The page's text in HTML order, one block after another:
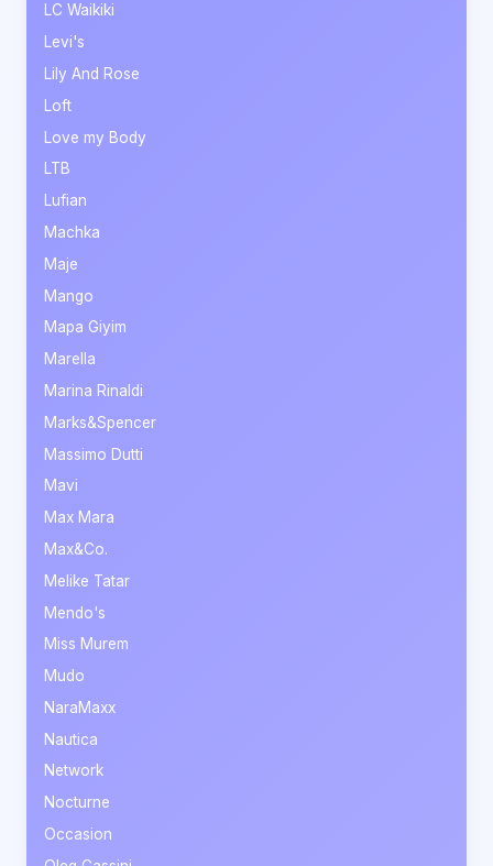
LC Waikiki
Levi's
Lily And Rose
Loft
Love my Body
LTB
Lufian
Machka
Maje
Mango
Mapa Giyim
Marella
Marina Rinaldi
Marks&Spencer
Massimo Dutti
Mavi
Max Mara
Max&Co.
Melike Tatar
Mendo's
Miss Murem
Mudo
NaraMaxx
Nautica
Network
Nocturne
Occasion